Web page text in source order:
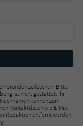
Gründen zu löschen. Bitte
ist nicht gestattet. Ihr
können zum
Kontaktdaten wie E-Mail-
Redaktion entfernt werden.